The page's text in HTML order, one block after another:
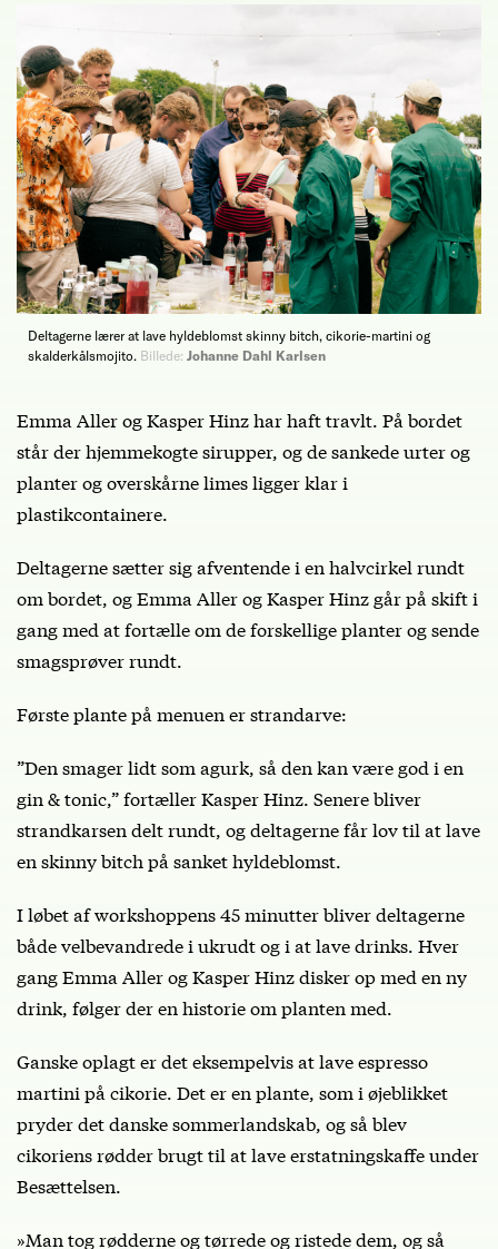
Deltagerne lærer at lave hyldeblomst skinny bitch, cikorie-martini og
skalderkålsmojito. Billede: Johanne Dahl Karlsen
Emma Aller og Kasper Hinz har haft travlt. På bordet
står der hjemmekogte sirupper, og de sankede urter og
planter og overskårne limes ligger klar i
plastikcontainere.
Deltagerne sætter sig afventende i en halvcirkel rundt
om bordet, og Emma Aller og Kasper Hinz går på skift i
gang med at fortælle om de forskellige planter og sende
smagsprøver rundt.
Første plante på menuen er strandarve:
”Den smager lidt som agurk, så den kan være god i en
gin & tonic,” fortæller Kasper Hinz. Senere bliver
strandkarsen delt rundt, og deltagerne får lov til at lave
en skinny bitch på sanket hyldeblomst.
I løbet af workshoppens 45 minutter bliver deltagerne
både velbevandrede i ukrudt og i at lave drinks. Hver
gang Emma Aller og Kasper Hinz disker op med en ny
drink, følger der en historie om planten med.
Ganske oplagt er det eksempelvis at lave espresso
martini på cikorie. Det er en plante, som i øjeblikket
pryder det danske sommerlandskab, og så blev
cikoriens rødder brugt til at lave erstatningskaffe under
Besættelsen.
»Man tog rødderne og tørrede og ristede dem, og så